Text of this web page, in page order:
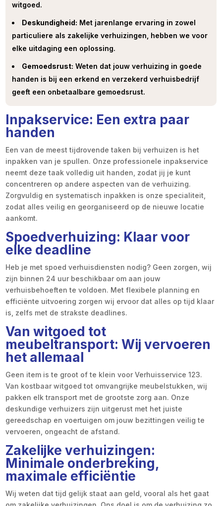
witgoed.
Deskundigheid: Met jarenlange ervaring in zowel
particuliere als zakelijke verhuizingen, hebben we voor
elke uitdaging een oplossing.
Gemoedsrust: Weten dat jouw verhuizing in goede
handen is bij een erkend en verzekerd verhuisbedrijf
geeft een onbetaalbare gemoedsrust.
Inpakservice: Een extra paar
handen
Een van de meest tijdrovende taken bij verhuizen is het
inpakken van je spullen. Onze professionele inpakservice
neemt deze taak volledig uit handen, zodat jij je kunt
concentreren op andere aspecten van de verhuizing.
Zorgvuldig en systematisch inpakken is onze specialiteit,
zodat alles veilig en georganiseerd op de nieuwe locatie
aankomt.
Spoedverhuizing: Klaar voor
elke deadline
Heb je met spoed verhuisdiensten nodig? Geen zorgen, wij
zijn binnen 24 uur beschikbaar om aan jouw
verhuisbehoeften te voldoen. Met flexibele planning en
efficiënte uitvoering zorgen wij ervoor dat alles op tijd klaar
is, zelfs met de strakste deadlines.
Van witgoed tot
meubeltransport: Wij vervoeren
het allemaal
Geen item is te groot of te klein voor Verhuisservice 123.
Van kostbaar witgoed tot omvangrijke meubelstukken, wij
pakken elk transport met de grootste zorg aan. Onze
deskundige verhuizers zijn uitgerust met het juiste
gereedschap en voertuigen om jouw bezittingen veilig te
vervoeren, ongeacht de afstand.
Zakelijke verhuizingen:
Minimale onderbreking,
maximale efficiëntie
Wij weten dat tijd gelijk staat aan geld, vooral als het gaat